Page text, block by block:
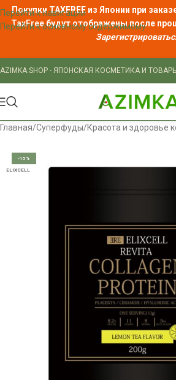
Перейти к навигации
Перейти к основному содержимому
Покупки TAXFREE из Японии при
TaxFreeбудут отображены после
AZIMKA.SHOP - ЯПОНСКАЯ КОСМЕТИКА И
Главная/Суперфуды/Красота и здоровье
-15%
ELIXCELL